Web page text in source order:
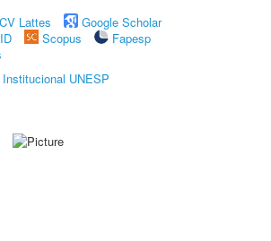
CV Lattes
Google Scholar
Scopus
Fapesp
UNESP